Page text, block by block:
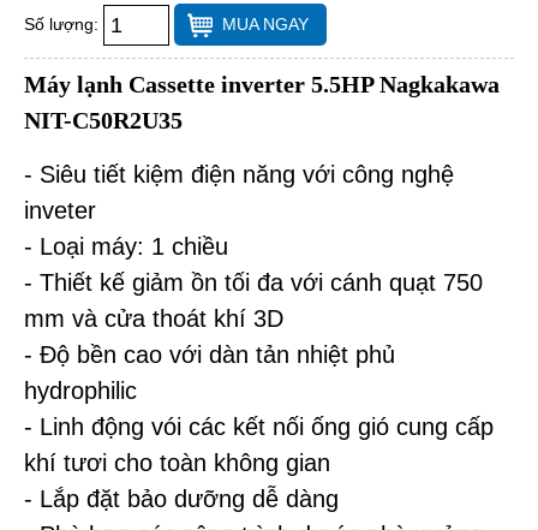
Số lượng: MUA NGAY
Máy lạnh Cassette inverter 5.5HP Nagkakawa
NIT-C50R2U35
- Siêu tiết kiệm điện năng với công nghệ
inveter
- Loại máy: 1 chiều
- Thiết kế giảm ồn tối đa với cánh quạt 750
mm và cửa thoát khí 3D
- Độ bền cao với dàn tản nhiệt phủ
hydrophilic
- Linh động vói các kết nối ống gió cung cấp
khí tươi cho toàn không gian
- Lắp đặt bảo dưỡng dễ dàng